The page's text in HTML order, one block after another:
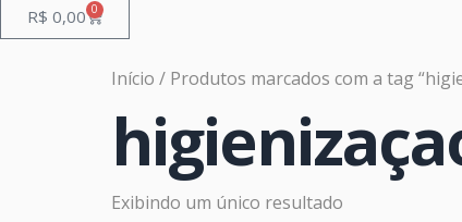
R$ 0,00 0
Início / Produtos marcados com a tag
Exibindo um único resultado